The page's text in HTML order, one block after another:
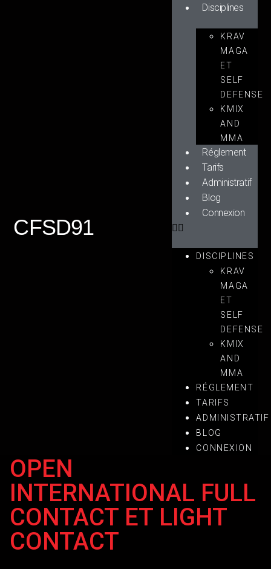
CFSD91
Disciplines
KRAV
MAGA
ET
SELF
DEFENSE
KMIX
AND
MMA
Réglement
Tarifs
Administratif
Blog
Connexion
DISCIPLINES
KRAV
MAGA
ET
SELF
DEFENSE
KMIX
AND
MMA
RÉGLEMENT
TARIFS
ADMINISTRATIF
BLOG
CONNEXION
OPEN
INTERNATIONAL FULL
CONTACT ET LIGHT
CONTACT